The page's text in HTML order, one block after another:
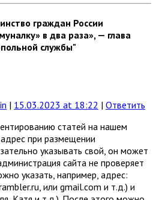
граждан России
в два раза», — глава
службы"
| 15.03.2023 at 18:22 | Ответить
статей на нашем
при размещении
указывать свой, он может
сайта не проверяет
указать, например, адрес:
или gmail.com и т.д.) и